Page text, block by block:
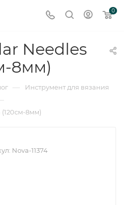
0
Needles
8мм)
— Инструмент для вязания
8мм)
Nova-11374